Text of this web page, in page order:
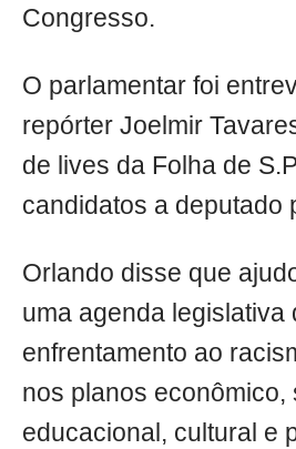
Congresso.
O parlamentar foi
repórter Joelmir
de lives da Folha de
candidatos a deputado
Orlando disse que
uma agenda legislativa
enfrentamento ao
nos planos econômico,
educacional, cultural e